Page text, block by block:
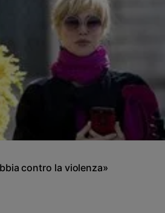
contro la violenza»